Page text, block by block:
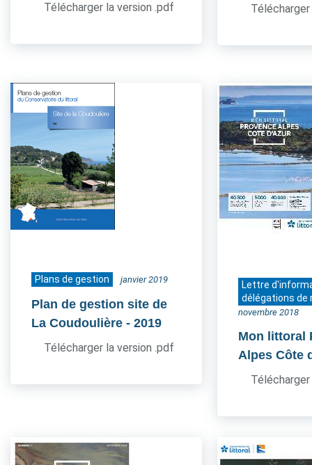
Télécharger la version .pdf
Plans de gestion janvier 2019
Plan de gestion site de
La Coudoulière - 2019
Télécharger la version .pdf
Lettre
délégations de
novembre 2018
Mon littoral
Alpes Côte